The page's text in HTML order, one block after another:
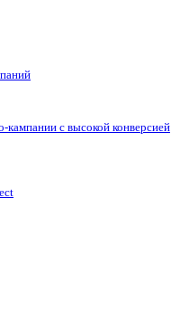
кампании с высокой конверсией